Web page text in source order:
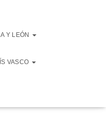
Y LEÓN
VASCO